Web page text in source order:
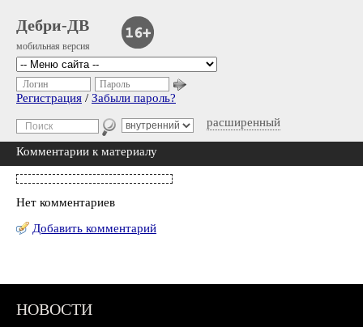
Дебри-ДВ
мобильная версия
расширенный
Логин Пароль
Регистрация / Забыли пароль?
Комментарии к материалу
Нет комментариев
Добавить комментарий
НОВОСТИ